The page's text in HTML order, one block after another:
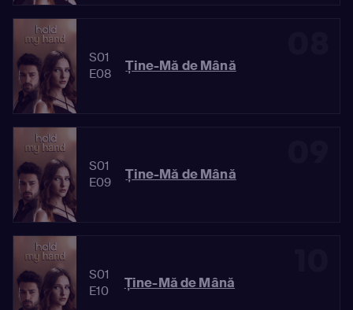
S01
E08
Ține-Mă de Mână
S01
E09
Ține-Mă de Mână
S01
E10
Ține-Mă de Mână